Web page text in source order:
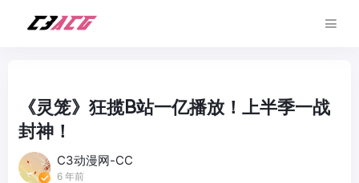
《灵笼》狂揽B站一亿播放！上半季一战
封神！
C3动漫网-CC
6 年前